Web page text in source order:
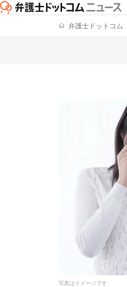
弁護士ドットコム
写真はイメージです